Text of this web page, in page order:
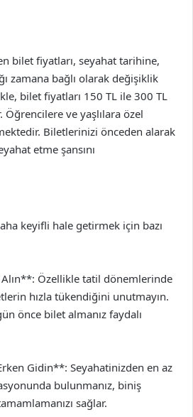
bilet fiyatları, seyahat tarihine,
zamana bağlı olarak değişiklik
bilet fiyatları 150 TL ile 300 TL
Öğrencilere ve yaşlılara özel
Biletlerinizi önceden alarak
etme şansını
keyifli hale getirmek için bazı
Özellikle tatil dönemlerinde
hızla tükendiğini unutmayın.
önce bilet almanız faydalı
Gidin**: Seyahatinizden en az
bulunmanız, biniş
sağlar.